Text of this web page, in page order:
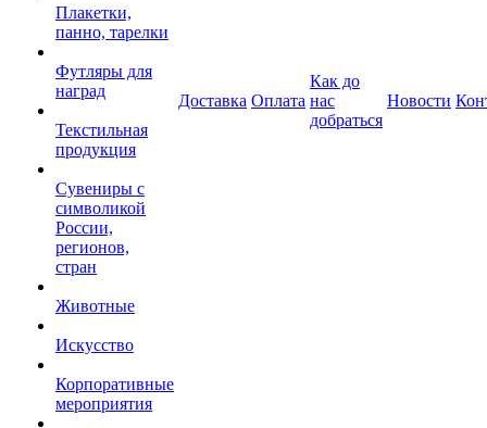
Плакетки,
панно, тарелки
Футляры для
наград
Текстильная
продукция
Сувениры с
символикой
России,
регионов,
стран
Животные
Искусство
Корпоративные
мероприятия
Доставка Оплата
Как до
нас
добраться
Новости